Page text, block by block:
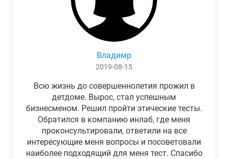
Владимр
2019-08-15
Всю жизнь до совершеннолетия прожил в
детдоме. Вырос, стал успешным
бизнесменом. Решил пройти этические тесты.
Обратился в компанию инлаб, где меня
проконсультировали, ответили на все
интересующие меня вопросы и посоветовали
наиболее подходящий для меня тест. Спасибо